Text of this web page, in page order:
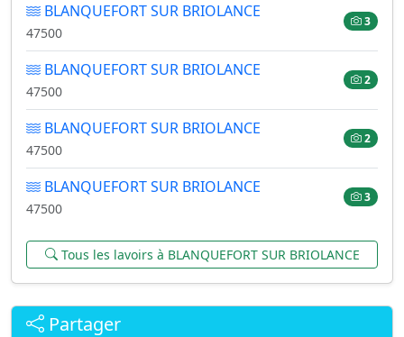
BLANQUEFORT SUR BRIOLANCE
47500
3
BLANQUEFORT SUR BRIOLANCE
47500
2
BLANQUEFORT SUR BRIOLANCE
47500
2
BLANQUEFORT SUR BRIOLANCE
47500
3
Tous les lavoirs à BLANQUEFORT SUR BRIOLANCE
Partager